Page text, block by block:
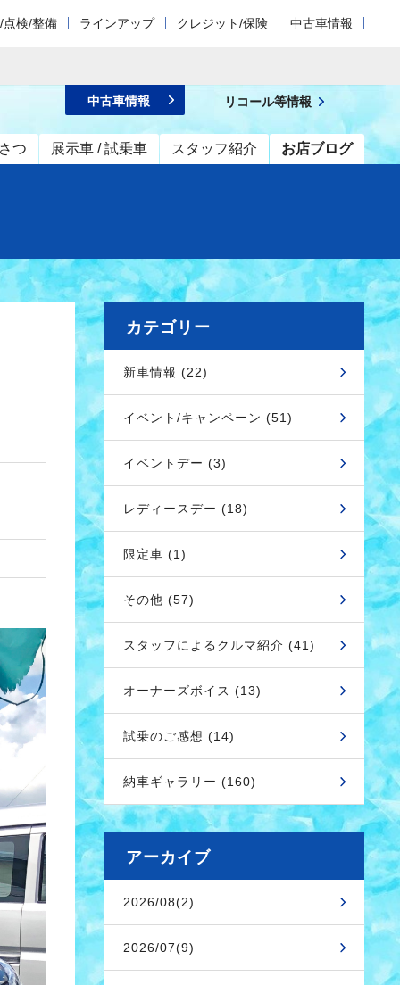
点検/整備 ラインアップ クレジット/保険 中古車情報
つ 展示車 / 試乗車 スタッフ紹介 お店ブログ
中古車情報 リコール等情報
カテゴリー
新車情報 (22)
イベント/キャンペーン (51)
イベントデー (3)
レディースデー (18)
限定車 (1)
その他 (57)
スタッフによるクルマ紹介 (41)
オーナーズボイス (13)
試乗のご感想 (14)
納車ギャラリー (160)
アーカイブ
2026/08(2)
2026/07(9)